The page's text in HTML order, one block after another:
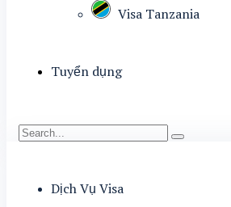
Visa Tanzania
Tuyển dụng
Dịch Vụ Visa